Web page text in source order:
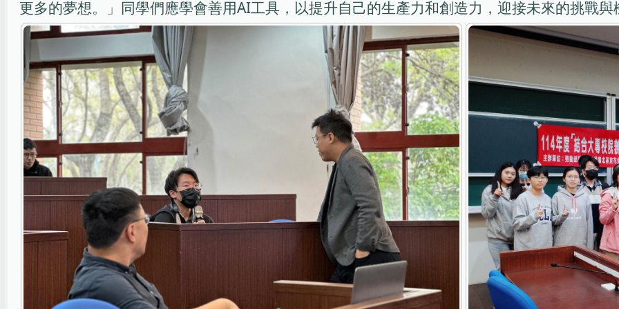
更多的夢想。」同學們應學會善用AI工具，以提升自己的生產力和創造力，迎接未來的挑戰與